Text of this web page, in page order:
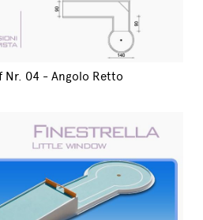
Nr. 04 - Angolo Retto